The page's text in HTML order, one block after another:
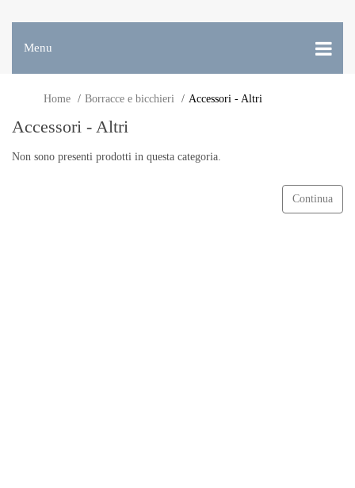
Menu
Home Borracce e bicchieri Accessori - Altri
Accessori - Altri
Non sono presenti prodotti in questa categoria.
Continua